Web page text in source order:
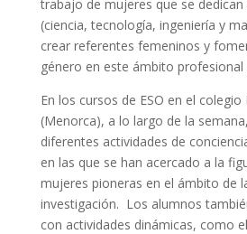
trabajo de mujeres que se dedican
(ciencia, tecnología, ingeniería y
crear referentes femeninos y
género en este ámbito profesional
En los cursos de ESO en el colegio
(Menorca), a lo largo de la
diferentes actividades de
en las que se han acercado a la
mujeres pioneras en el ámbito de
investigación. Los alumnos
con actividades dinámicas, como